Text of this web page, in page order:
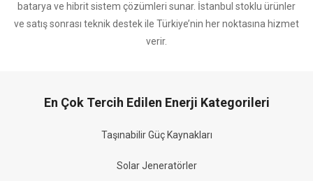
batarya ve hibrit sistem çözümleri sunar. İstanbul stoklu ürünler
ve satış sonrası teknik destek ile Türkiye’nin her noktasına hizmet
verir.
En Çok Tercih Edilen Enerji Kategorileri
Taşınabilir Güç Kaynakları
Solar Jeneratörler